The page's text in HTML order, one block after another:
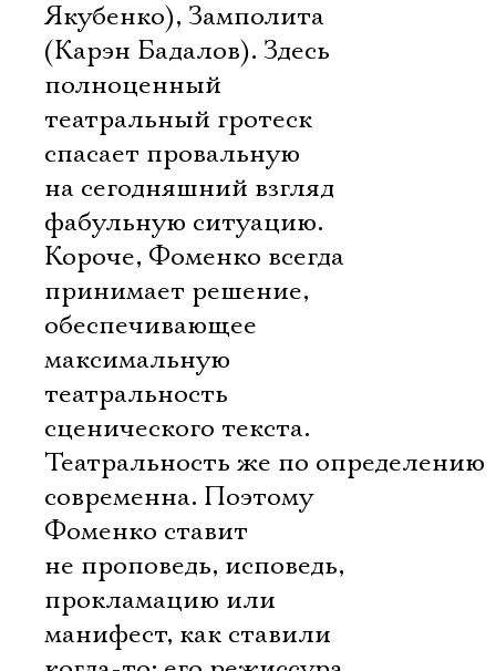
Якубенко), Замполита
(Карэн Бадалов). Здесь
полноценный
театральный гротеск
спасает провальную
на сегодняшний взгляд
фабульную ситуацию.
Короче, Фоменко всегда
принимает решение,
обеспечивающее
максимальную
театральность
сценического текста.
Театральность же по определению
современна. Поэтому
Фоменко ставит
не проповедь, исповедь,
прокламацию или
манифест, как ставили